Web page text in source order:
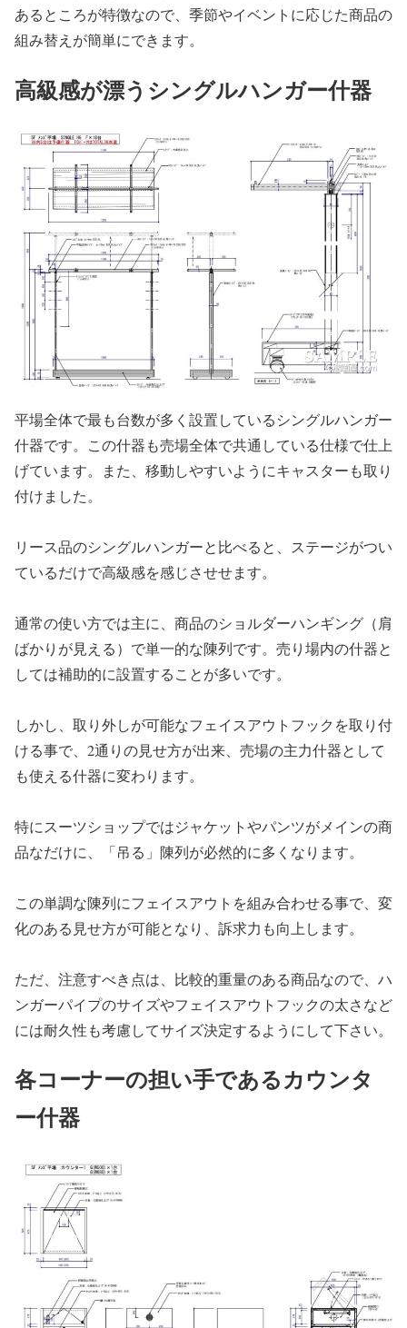
あるところが特徴なので、季節やイベントに応じた商品の
組み替えが簡単にできます。
高級感が漂うシングルハンガー什器
平場全体で最も台数が多く設置しているシングルハンガー
什器です。この什器も売場全体で共通している仕様で仕上
げています。また、移動しやすいようにキャスターも取り
付けました。
リース品のシングルハンガーと比べると、ステージがつい
ているだけで高級感を感じさせせます。
通常の使い方では主に、商品のショルダーハンギング（肩
ばかりが見える）で単一的な陳列です。売り場内の什器と
しては補助的に設置することが多いです。
しかし、取り外しが可能なフェイスアウトフックを取り付
ける事で、2通りの見せ方が出来、売場の主力什器として
も使える什器に変わります。
特にスーツショップではジャケットやパンツがメインの商
品なだけに、「吊る」陳列が必然的に多くなります。
この単調な陳列にフェイスアウトを組み合わせる事で、変
化のある見せ方が可能となり、訴求力も向上します。
ただ、注意すべき点は、比較的重量のある商品なので、ハ
ンガーパイプのサイズやフェイスアウトフックの太さなど
には耐久性も考慮してサイズ決定するようにして下さい。
各コーナーの担い手であるカウンタ
ー什器